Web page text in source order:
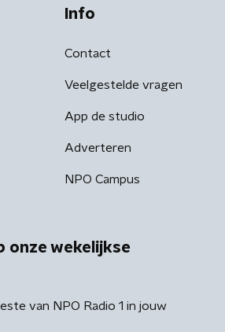
Info
Contact
Veelgestelde vragen
App de studio
Adverteren
NPO Campus
onze wekelijkse
van NPO Radio 1 in jouw